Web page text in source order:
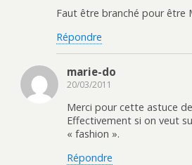
Faut être branché pour être
Répondre
marie-do
20/03/2011
Merci pour cette astuce
Effectivement si on veut
« fashion ».
Répondre